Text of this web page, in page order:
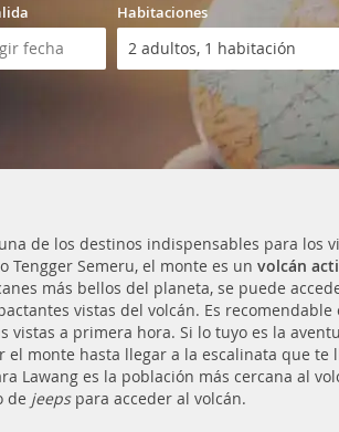
Habitaciones
de los destinos indispensables para los
Tengger Semeru, el monte es un volcán
más bellos del planeta, se puede
vistas del volcán. Es
a primera hora. Si lo tuyo es la
el monte hasta llegar a la escalinata que
Lawang es la población más cercana al
de jeepspara acceder al volcán.